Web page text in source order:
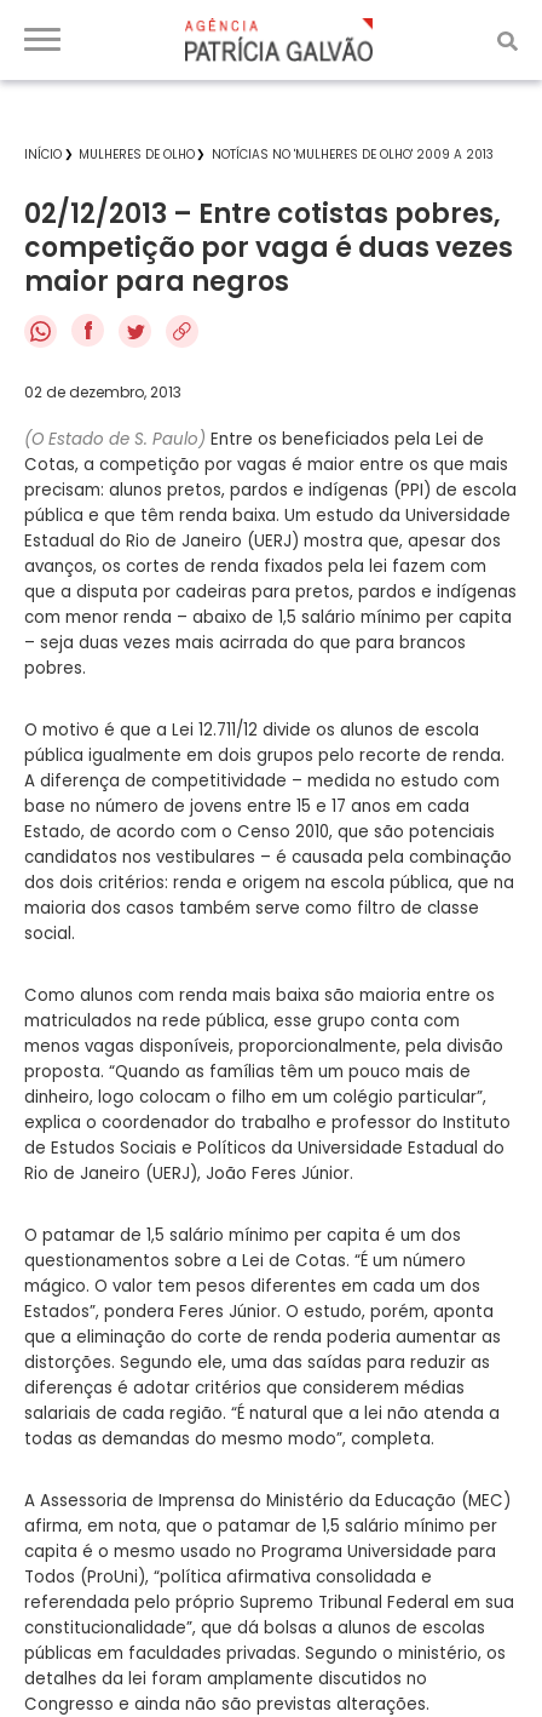
INÍCIO MULHERES DE OLHO NOTÍCIAS NO 'MULHERES DE OLHO' 2009 A 2013
02/12/2013 – Entre cotistas pobres,
competição por vaga é duas vezes
maior para negros
f
02 de dezembro, 2013
(O Estado de S. Paulo) Entre os beneficiados pela Lei de
Cotas, a competição por vagas é maior entre os que mais
precisam: alunos pretos, pardos e indígenas (PPI) de escola
pública e que têm renda baixa. Um estudo da Universidade
Estadual do Rio de Janeiro (UERJ) mostra que, apesar dos
avanços, os cortes de renda fixados pela lei fazem com
que a disputa por cadeiras para pretos, pardos e indígenas
com menor renda – abaixo de 1,5 salário mínimo per capita
– seja duas vezes mais acirrada do que para brancos
pobres.
O motivo é que a Lei 12.711/12 divide os alunos de escola
pública igualmente em dois grupos pelo recorte de renda.
A diferença de competitividade – medida no estudo com
base no número de jovens entre 15 e 17 anos em cada
Estado, de acordo com o Censo 2010, que são potenciais
candidatos nos vestibulares – é causada pela combinação
dos dois critérios: renda e origem na escola pública, que na
maioria dos casos também serve como filtro de classe
social.
Como alunos com renda mais baixa são maioria entre os
matriculados na rede pública, esse grupo conta com
menos vagas disponíveis, proporcionalmente, pela divisão
proposta. “Quando as famílias têm um pouco mais de
dinheiro, logo colocam o filho em um colégio particular”,
explica o coordenador do trabalho e professor do Instituto
de Estudos Sociais e Políticos da Universidade Estadual do
Rio de Janeiro (UERJ), João Feres Júnior.
O patamar de 1,5 salário mínimo per capita é um dos
questionamentos sobre a Lei de Cotas. “É um número
mágico. O valor tem pesos diferentes em cada um dos
Estados”, pondera Feres Júnior. O estudo, porém, aponta
que a eliminação do corte de renda poderia aumentar as
distorções. Segundo ele, uma das saídas para reduzir as
diferenças é adotar critérios que considerem médias
salariais de cada região. “É natural que a lei não atenda a
todas as demandas do mesmo modo”, completa.
A Assessoria de Imprensa do Ministério da Educação (MEC)
afirma, em nota, que o patamar de 1,5 salário mínimo per
capita é o mesmo usado no Programa Universidade para
Todos (ProUni), “política afirmativa consolidada e
referendada pelo próprio Supremo Tribunal Federal em sua
constitucionalidade”, que dá bolsas a alunos de escolas
públicas em faculdades privadas. Segundo o ministério, os
detalhes da lei foram amplamente discutidos no
Congresso e ainda não são previstas alterações.